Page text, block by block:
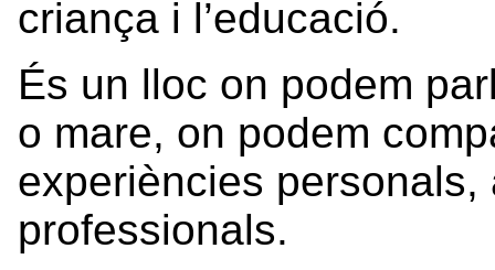
criança i l’educació.
És un lloc on podem
o mare, on podem
experiències personals,
professionals.